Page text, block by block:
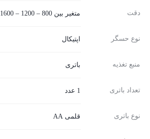
دقت متغیر بین 800 – 1200 – 1600 DPI
نوع حسگر اپتیکال
منبع تغذیه باتری
تعداد باتری 1 عدد
نوع باتری قلمی AA